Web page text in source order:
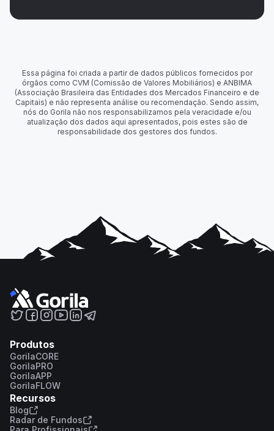
Essa página foi criada a partir de dados públicos fornecidos por
órgãos como CVM (Comissão de Valores Mobiliários) e ANBIMA
(Associação Brasileira das Entidades dos Mercados Financeiro e de
Capitais) e não representa análise ou recomendação. Sendo assim,
nós do Gorila não nos responsabilizamos pela veracidade e/ou
atualização dos dados aqui apresentados, pois estes são de
responsabilidade dos gestores dos fundos.
Produtos
GorilaCORE
GorilaPRO
GorilaAPP
GorilaFLOW
Recursos
Blog
Radar de Fundos